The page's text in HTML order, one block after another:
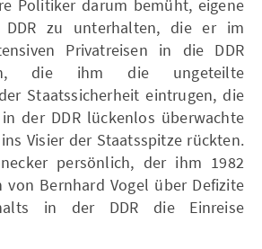
Politiker darum bemüht, eigene
zu unterhalten, die er im
Privatreisen in die DDR
die ihm die ungeteilte
Staatssicherheit eintrugen, die
der DDR lückenlos überwachte
Visier der Staatsspitze rückten.
persönlich, der ihm 1982
von Bernhard Vogel über Defizite
in der DDR die Einreise